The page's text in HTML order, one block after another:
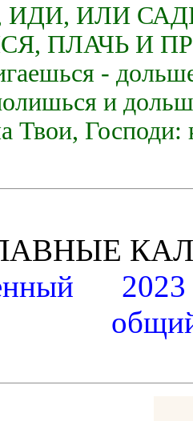
ИДИ, ИЛИ
ПЛАЧЬ И
-
и
Твои, Господи: